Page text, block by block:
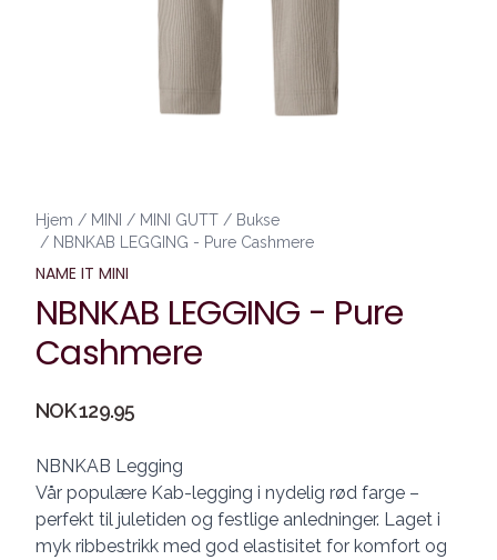
Hjem / MINI / MINI GUTT / Bukse
/ NBNKAB LEGGING - Pure Cashmere
NAME IT MINI
NBNKAB LEGGING - Pure
Cashmere
Produktdetaljer
NOK 129.95
Description
NBNKAB Legging
Vår populære Kab-legging i nydelig rød farge –
perfekt til juletiden og festlige anledninger. Laget i
myk ribbestrikk med god elastisitet for komfort og